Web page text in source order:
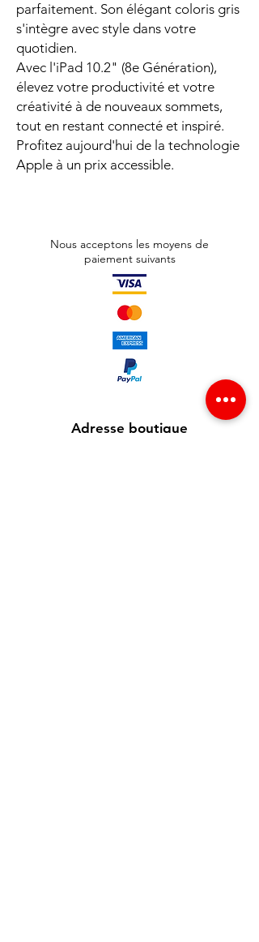
parfaitement. Son élégant coloris gris
s'intègre avec style dans votre
quotidien.
Avec l'iPad 10.2" (8e Génération),
élevez votre productivité et votre
créativité à de nouveaux sommets,
tout en restant connecté et inspiré.
Profitez aujourd'hui de la technologie
Apple à un prix accessible.
Nous acceptons les moyens de
paiement suivants
Adresse boutique